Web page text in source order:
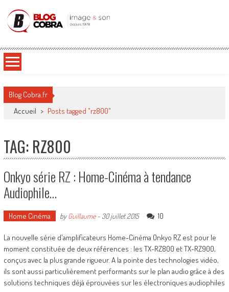
Blog Cobra
Blog Cobra.fr
Accueil > Posts tagged "rz800"
TAG: RZ800
Onkyo série RZ : Home-Cinéma à tendance
Audiophile…
Home Cinéma byGuillaume- 30 juillet 2015 10
La nouvelle série d'amplificateurs Home-Cinéma Onkyo RZ est pour le
moment constituée de deux références : les TX-RZ800 et TX-RZ900,
conçus avec la plus grande rigueur. A la pointe des technologies vidéo,
ils sont aussi particulièrement performants sur le plan audio grâce à des
solutions techniques déjà éprouvées sur les électroniques audiophiles